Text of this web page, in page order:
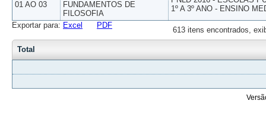
01 AO 03
FUNDAMENTOS DE
FILOSOFIA
1º A 3º ANO - ENSINO
613 itens encontrados,
Exportar para: Excel PDF
Total